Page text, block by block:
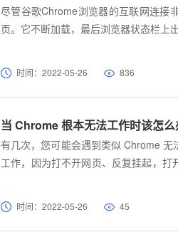
尽管谷歌Chrome浏览器的互联网连接
页。它不断加载，最后浏览器状态栏上
时间：2022-05-26 836
当 Chrome 根本无法工作时该怎么
有几次，您可能会遇到类似 Chrome
工作，因为打不开网页、反复挂起，
能够正常运行。但结果却相反。无论
运行。
时间：2022-05-26 45